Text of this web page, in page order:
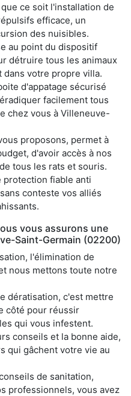
ce soit l'installation de
efficace, un
des nuisibles.
au point du dispositif
détruire tous les animaux
votre propre villa.
d'appatage sécurisé
facilement tous
chez vous à Villeneuve-
proposons, permet à
d'avoir accès à nos
tous les rats et souris.
protection fiable anti
conteste vos alliés
vous assurons une
Saint-Germain (02200)
l'élimination de
nous mettons toute notre
dératisation, c'est mettre
côté pour réussir
qui vous infestent.
conseils et la bonne aide,
qui gâchent votre vie au
de sanitation,
professionnels, vous avez